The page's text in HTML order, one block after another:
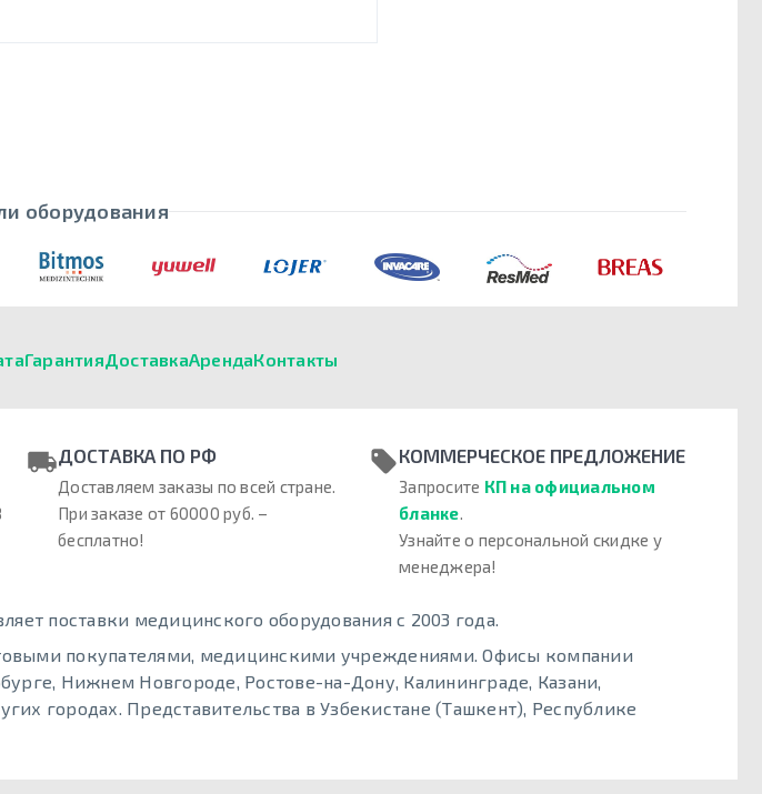
оборудования
ГарантияДоставкаАрендаКонтакты
ДОСТАВКА ПО РФ
Доставляем заказы по всей стране.
При заказе от 60000 руб. –
бесплатно!
КОММЕРЧЕСКОЕ ПРЕДЛОЖЕНИЕ
Запросите КП на официальном
бланке.
Узнайте о персональной скидке у
менеджера!
поставки медицинского оборудования с 2003 года.
покупателями, медицинскими учреждениями. Офисы компании
Нижнем Новгороде, Ростове-на-Дону, Калининграде, Казани,
городах. Представительства в Узбекистане (Ташкент), Республике